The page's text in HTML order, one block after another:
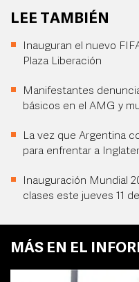
LEE TAMBIÉN
Inauguran el nuevo
Plaza Liberación
Manifestantes
básicos en el AMG y
La vez que Argentina
para enfrentar a
Inauguración Mundial
clases este jueves 11
MÁS EN EL